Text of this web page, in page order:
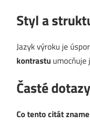
Styl a
Jazyk výroku je
kontrastuumocňuje
Časté dotazy
Co tento citát